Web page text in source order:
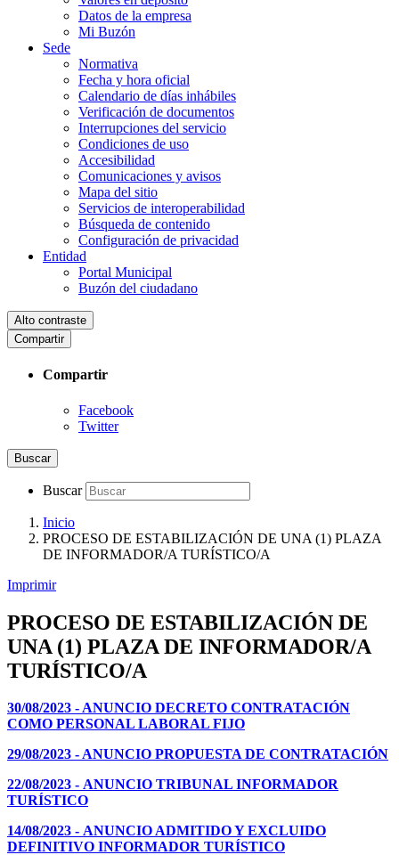
Datos de la empresa
Mi Buzón
Sede
Normativa
Fecha y hora oficial
Calendario de días inhábiles
Verificación de documentos
Interrupciones del servicio
Condiciones de uso
Accesibilidad
Comunicaciones y avisos
Mapa del sitio
Servicios de interoperabilidad
Búsqueda de contenido
Configuración de privacidad
Entidad
Portal Municipal
Buzón del ciudadano
Alto contraste
Compartir
Compartir
Facebook
Twitter
Buscar
Buscar
Inicio
PROCESO DE ESTABILIZACIÓN DE UNA (1) PLAZA
DE INFORMADOR/A TURÍSTICO/A
Imprimir
PROCESO DE ESTABILIZACIÓN DE
UNA (1) PLAZA DE INFORMADOR/A
TURÍSTICO/A
30/08/2023 - ANUNCIO DECRETO CONTRATACIÓN
COMO PERSONAL LABORAL FIJO
29/08/2023 - ANUNCIO PROPUESTA DE CONTRATACIÓN
22/08/2023 - ANUNCIO TRIBUNAL INFORMADOR
TURÍSTICO
14/08/2023 - ANUNCIO ADMITIDO Y EXCLUIDO
DEFINITIVO INFORMADOR TURÍSTICO